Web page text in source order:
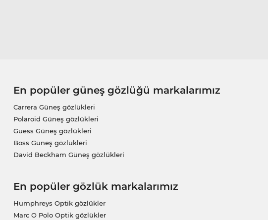
En popüler güneş gözlüğü markalarımız
Carrera Güneş gözlükleri
Polaroid Güneş gözlükleri
Guess Güneş gözlükleri
Boss Güneş gözlükleri
David Beckham Güneş gözlükleri
En popüler gözlük markalarımız
Humphreys Optik gözlükler
Marc O Polo Optik gözlükler